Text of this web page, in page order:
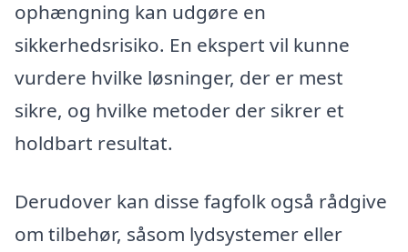
ophængning kan udgøre en
sikkerhedsrisiko. En ekspert vil kunne
vurdere hvilke løsninger, der er mest
sikre, og hvilke metoder der sikrer et
holdbart resultat.
Derudover kan disse fagfolk også rådgive
om tilbehør, såsom lydsystemer eller